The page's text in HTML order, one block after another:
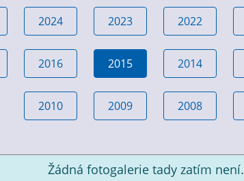
2024 2023 2022
2016 2015 2014
2010 2009 2008
Žádná fotogalerie tady zatím není.